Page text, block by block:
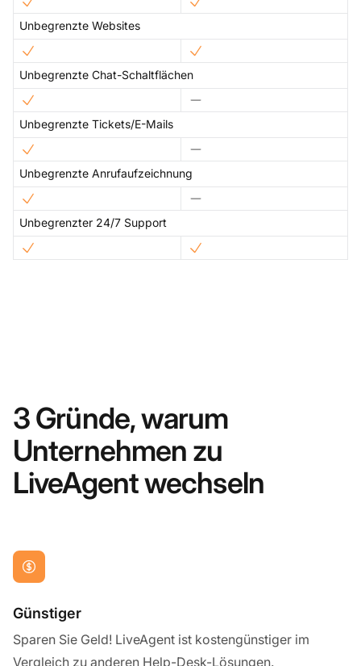
Unbegrenzte Websites
Unbegrenzte Chat-Schaltflächen
Unbegrenzte Tickets/E-Mails
Unbegrenzte Anrufaufzeichnung
Unbegrenzter 24/7 Support
3 Gründe, warum
Unternehmen zu
LiveAgent wechseln
Günstiger
Sparen Sie Geld! LiveAgent ist kostengünstiger im
Vergleich zu anderen Help-Desk-Lösungen.